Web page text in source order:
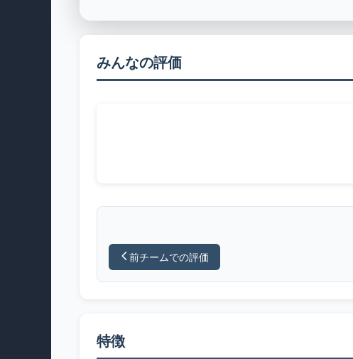
みんなの評価
前チームでの評価
特徴